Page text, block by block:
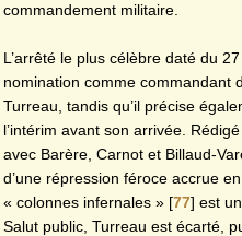
commandement militaire.
L’arrêté le plus célèbre daté du
nomination comme commandant
Turreau, tandis qu’il précise
l’intérim avant son arrivée.
avec Barère, Carnot et Billaud-
d’une répression féroce accrue
« colonnes infernales » [77] est
Salut public, Turreau est écarté,